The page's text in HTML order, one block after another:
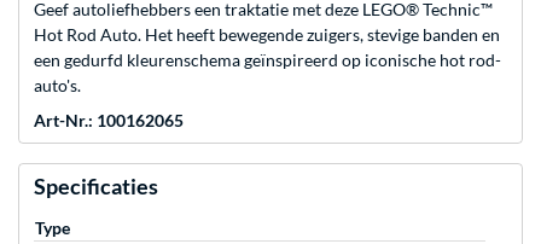
Geef autoliefhebbers een traktatie met deze LEGO® Technic™
Hot Rod Auto. Het heeft bewegende zuigers, stevige banden en
een gedurfd kleurenschema geïnspireerd op iconische hot rod-
auto's.
Art-Nr.: 100162065
Specificaties
Type